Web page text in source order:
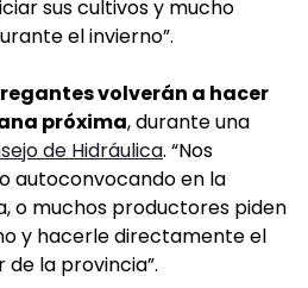
sus cultivos y mucho
el invierno”.
regantes volverán a hacer
próxima, durante una
de Hidráulica. “Nos
autoconvocando en la
o muchos productores piden
y hacerle directamente el
la provincia”.